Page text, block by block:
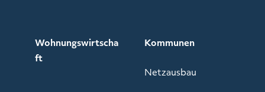
Wohnungswirtscha
ft
Kommunen
Netzausbau